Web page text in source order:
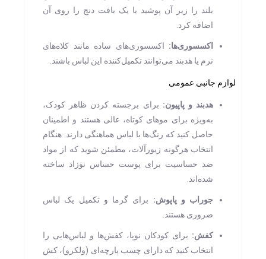
بلند را زیر آن پوشید یا یک بافت دنج را روی آن
اضافه کرد.
اکسسوری‌ها: اکسسوری‌های ساده مانند کلاه‌های
نرم یا هدبند می‌توانند تکمیل‌کننده این لباس باشند.
لوازم جانبی عمومی
هدبند و پاپیون: برای برجسته کردن ظاهر کودک،
به‌ویژه برای موهای کوتاه، عالی هستند و اطمینان
حاصل کنید که رنگ‌ها با لباس هماهنگی دارند. هنگام
انتخاب هرگونه زیورآلات، مطمئن شوید که از مواد
ضد حساسیت برای پوست حساس نوزاد ساخته
شده‌اند.
جوراب و پاپوش: برای گرما و تکمیل یک لباس
ضروری هستند.
کفش: برای کودکان نوپا، کفش‌ها و لباس‌هایی را
انتخاب کنید که دارای چسب پارچه‌ای (ولکرو)، کش